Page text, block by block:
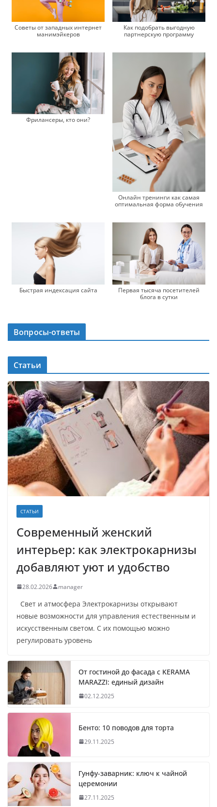
Советы от западных интернет
манимэйкеров
Как подобрать выгодную
партнерскую программу
Фрилансеры, кто они?
Онлайн тренинги как самая
оптимальная форма обучения
Быстрая индексация сайта
Первая тысяча посетителей
блога в сутки
Вопросы-ответы
Статьи
СТАТЬИ
Современный женский
интерьер: как электрокарнизы
добавляют уют и удобство
28.02.2026 manager
Свет и атмосфера Электрокарнизы открывают
новые возможности для управления естественным и
искусственным светом. С их помощью можно
регулировать уровень
От гостиной до фасада с KERAMA
MARAZZI: единый дизайн
02.12.2025
Бенто: 10 поводов для торта
29.11.2025
Гунфу-заварник: ключ к чайной
церемонии
27.11.2025